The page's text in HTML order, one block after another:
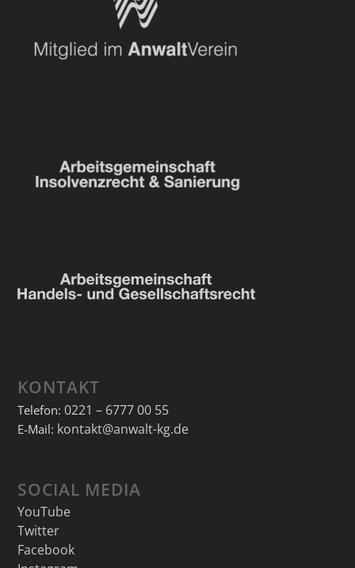
KONTAKT
Telefon: 0221 – 6777 00 55
E-Mail: kontakt@anwalt-kg.de
SOCIAL MEDIA
YouTube
Twitter
Facebook